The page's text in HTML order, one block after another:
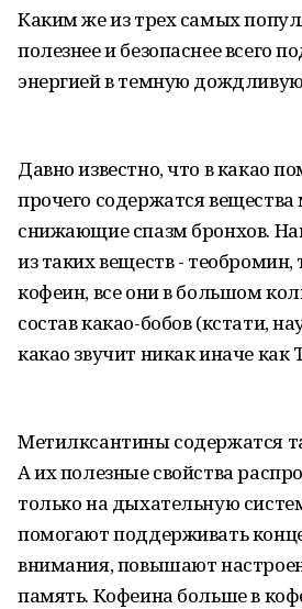
Каким же из трех самых
полезнее и безопаснее всего
энергией в темную дождливую
Давно известно, что в какао
прочего содержатся
снижающие спазм бронхов.
из таких веществ -
кофеин, все они в большом
состав какао-бобов (кстати,
какао звучит никак иначе как
Метилксантины содержатся
А их полезные свойства
только на дыхательную
помогают поддерживать
внимания, повышают
память. Кофеина больше в